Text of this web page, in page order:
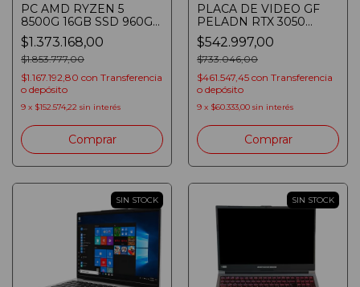
PC AMD RYZEN 5
8500G 16GB SSD 960GB
WIN 11 RGB
TECLADO/MOUSE/PAD/AURICULARES
$1.373.168,00
$1.853.777,00
$1.167.192,80 con Transferencia
o depósito
9 x $152.574,22 sin interés
PLACA DE VIDEO GF
PELADN RTX 3050
6GD6 6GB GDDR6 128bit
PCIE 4.0
$542.997,00
$733.046,00
$461.547,45 con Transferencia
o depósito
9 x $60.333,00 sin interés
SIN STOCK SIN STOCK